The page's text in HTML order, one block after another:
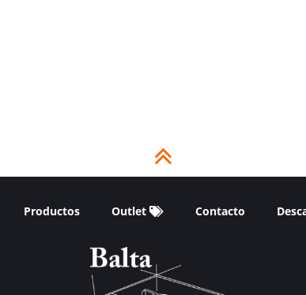
Productos Outlet Contacto